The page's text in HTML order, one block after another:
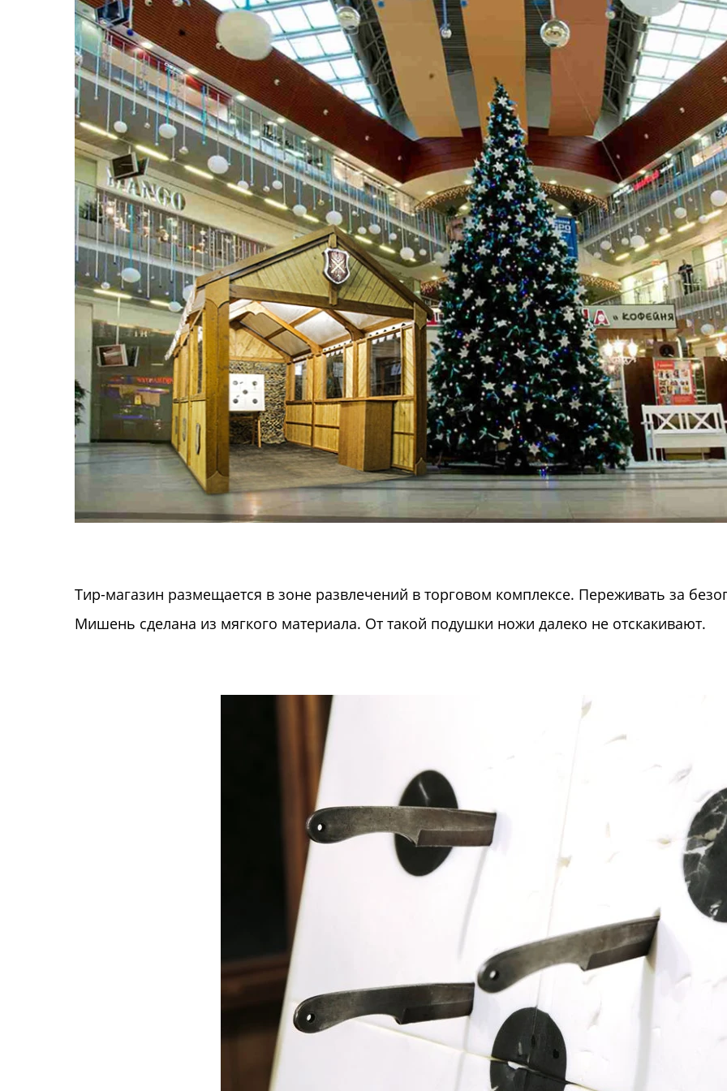
Тир-магазин размещается в зоне развлечений в торговом комплексе. Переживать за
Мишень сделана из мягкого материала. От такой подушки ножи далеко не отскакивают.